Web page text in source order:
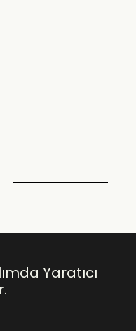
Yaratıcı